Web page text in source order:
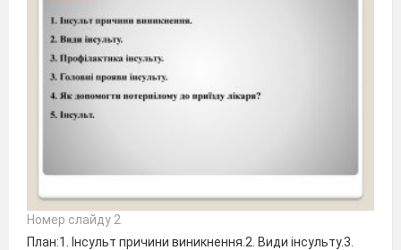
Номер слайду 2
План:1. Інсульт причини виникнення.2. Види інсульту.3.